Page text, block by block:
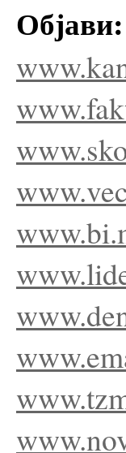
Објави: